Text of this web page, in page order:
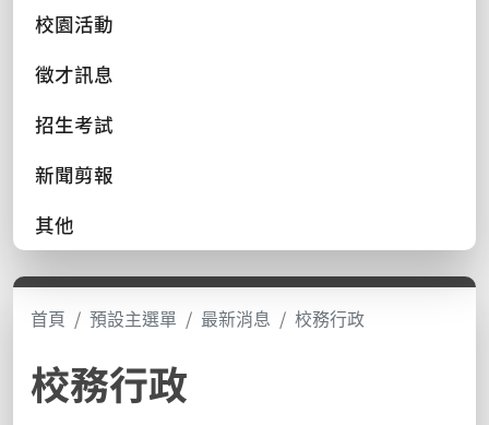
校園活動
徵才訊息
招生考試
新聞剪報
其他
首頁 預設主選單 最新消息 校務行政
校務行政